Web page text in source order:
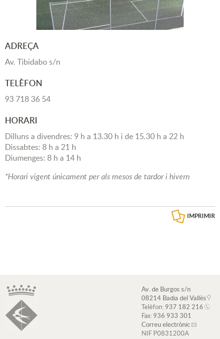
ADREÇA
Av. Tibidabo s/n
TELÈFON
93 718 36 54
HORARI
Dilluns a divendres: 9 h a 13.30 h i de 15.30 h a 22 h
Dissabtes: 8 h a 21 h
Diumenges: 8 h a 14 h
*Horari vigent únicament per als mesos de tardor i hivern
IMPRIMIR
Av. de Burgos s/n
08214 Badia del Vallès
Telèfon:937 182 216
Fax:936 933 301
Correu electrònic
NIF P0831200A